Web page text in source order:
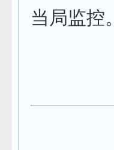
当局监控。